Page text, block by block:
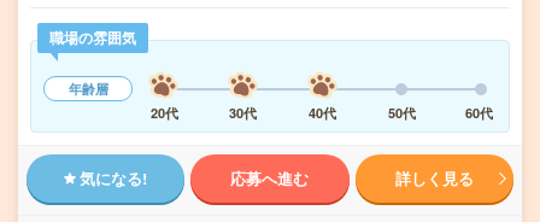
職場の雰囲気
年齢層
20代
30代 40代 50代 60代
気になる! 応募へ進む 詳しく見る